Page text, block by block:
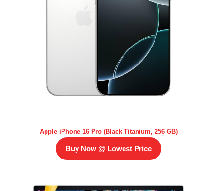
Apple iPhone 16 Pro (Black Titanium, 256 GB)
Buy Now @ Lowest Price